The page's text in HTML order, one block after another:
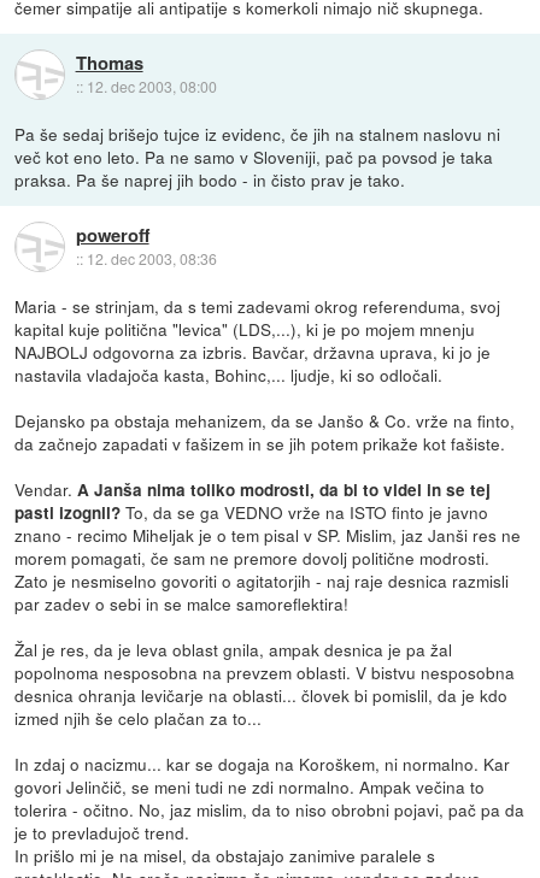
čemer simpatije ali antipatije s komerkoli nimajo nič skupnega.
Thomas
:: 12. dec 2003, 08:00
Pa še sedaj brišejo tujce iz evidenc, če jih na stalnem naslovu ni
več kot eno leto. Pa ne samo v Sloveniji, pač pa povsod je taka
praksa. Pa še naprej jih bodo - in čisto prav je tako.
poweroff
:: 12. dec 2003, 08:36
Maria - se strinjam, da s temi zadevami okrog referenduma, svoj
kapital kuje politična "levica" (LDS,...), ki je po mojem mnenju
NAJBOLJ odgovorna za izbris. Bavčar, državna uprava, ki jo je
nastavila vladajoča kasta, Bohinc,... ljudje, ki so odločali.
Dejansko pa obstaja mehanizem, da se Janšo & Co. vrže na finto,
da začnejo zapadati v fašizem in se jih potem prikaže kot fašiste.
Vendar.A Janša nima toliko modrosti, da bi to videl in se tej
pasti izognil? To, da se ga VEDNO vrže na ISTO finto je javno
znano - recimo Miheljak je o tem pisal v SP. Mislim, jaz Janši res ne
morem pomagati, če sam ne premore dovolj politične modrosti.
Zato je nesmiselno govoriti o agitatorjih - naj raje desnica razmisli
par zadev o sebi in se malce samoreflektira!
Žal je res, da je leva oblast gnila, ampak desnica je pa žal
popolnoma nesposobna na prevzem oblasti. V bistvu nesposobna
desnica ohranja levičarje na oblasti... človek bi pomislil, da je kdo
izmed njih še celo plačan za to...
In zdaj o nacizmu... kar se dogaja na Koroškem, ni normalno. Kar
govori Jelinčič, se meni tudi ne zdi normalno. Ampak večina to
tolerira - očitno. No, jaz mislim, da to niso obrobni pojavi, pač pa da
je to prevladujoč trend.
In prišlo mi je na misel, da obstajajo zanimive paralele s